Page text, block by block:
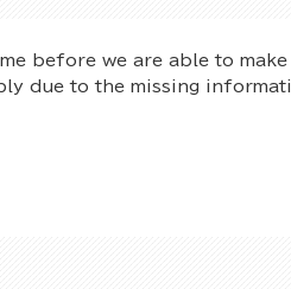
before we are able to
due to the missing